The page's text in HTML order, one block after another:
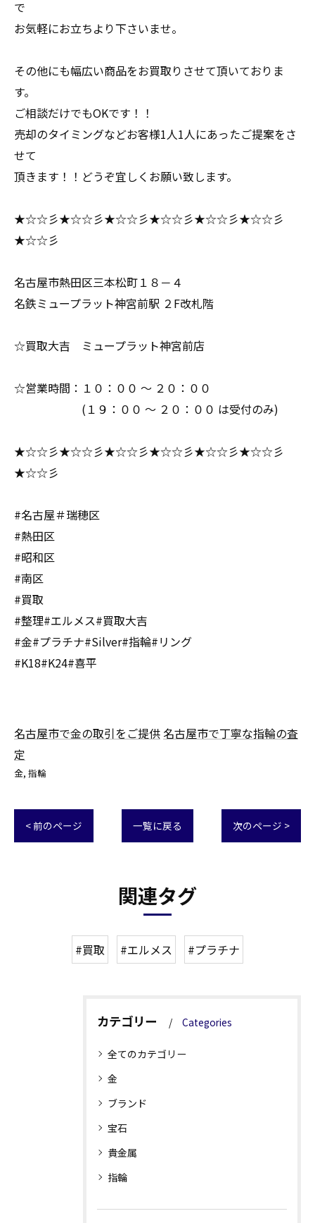
で
お気軽にお立ちより下さいませ。
その他にも幅広い商品をお買取りさせて頂いておりま
す。
ご相談だけでもOKです！！
売却のタイミングなどお客様1人1人にあったご提案をさ
せて
頂きます！！どうぞ宜しくお願い致します。
★☆☆彡★☆☆彡★☆☆彡★☆☆彡★☆☆彡★☆☆彡
★☆☆彡
名古屋市熱田区三本松町１８－４
名鉄ミュープラット神宮前駅 ２F改札階
☆買取大吉 ミュープラット神宮前店
☆営業時間：１０：００ ～ ２０：００
(１９：００ ～ ２０：００ は受付のみ)
★☆☆彡★☆☆彡★☆☆彡★☆☆彡★☆☆彡★☆☆彡
★☆☆彡
#名古屋＃瑞穂区
#熱田区
#昭和区
#南区
#買取
#整理#エルメス#買取大吉
#金#プラチナ#Silver#指輪#リング
#K18#K24#喜平
名古屋市で金の取引をご提供 名古屋市で丁寧な指輪の査
定
金 指輪
< 前のページ 一覧に戻る 次のページ >
関連タグ
#買取 #エルメス #プラチナ
カテゴリー Categories
全てのカテゴリー
金
ブランド
宝石
貴金属
指輪